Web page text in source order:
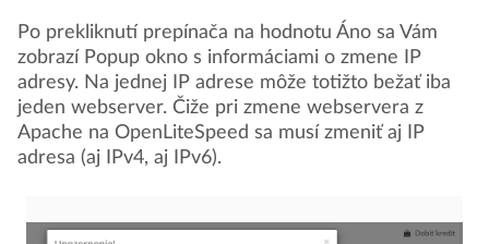
Po prekliknutí prepínača na hodnotu Áno sa Vám
zobrazí Popup okno s informáciami o zmene IP
adresy. Na jednej IP adrese môže totižto bežať iba
jeden webserver. Čiže pri zmene webservera z
Apache na OpenLiteSpeed sa musí zmeniť aj IP
adresa (aj IPv4, aj IPv6).